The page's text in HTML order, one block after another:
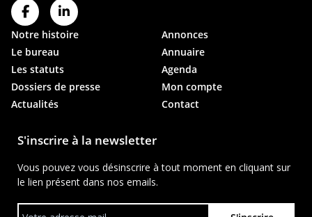
Notre histoire
Le bureau
Les statuts
Dossiers de presse
Actualités
Annonces
Annuaire
Agenda
Mon compte
Contact
S'inscrire à la newsletter
Vous pouvez vous désinscrire à tout moment en cliquant sur
le lien présent dans nos emails.